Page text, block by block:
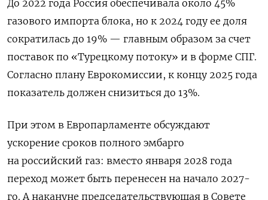
До 2022 года Россия обеспечивала около 45%
газового импорта блока, но к 2024 году ее доля
сократилась до 19% — главным образом за счет
поставок по «Турецкому потоку» и в форме СПГ.
Согласно плану Еврокомиссии, к концу 2025 года
показатель должен снизиться до 13%.
При этом в Европарламенте обсуждают
ускорение сроков полного эмбарго
на российский газ: вместо января 2028 года
переход может быть перенесен на начало 2027-
го. А накануне председательствующая в Совете